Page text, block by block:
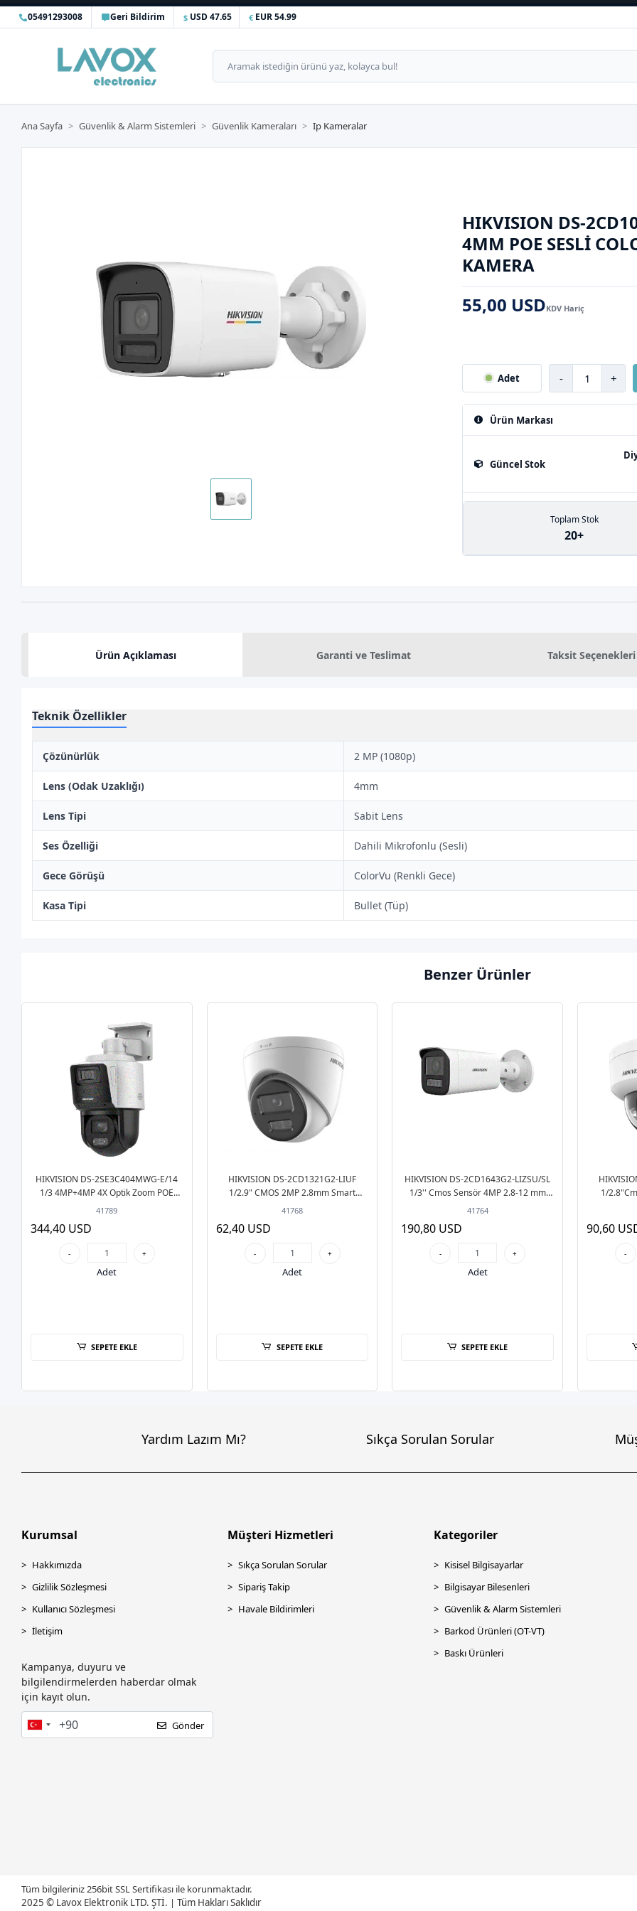
05491293008 Geri Bildirim USD 47.65 EUR 54.99
Ana Sayfa Güvenlik & Alarm Sistemleri Güvenlik Kameraları Ip Kameralar
HIKVISION DS-
4MM POE SESLI
KAMERA
55,00 USDKDV Hariç
Ürün Markası
Güncel Stok
Toplam Stok
20+
Adet - +
Ürün Açıklaması Garanti ve Teslimat Taksit Seçenekleri
Teknik Özellikler
Çözünürlük 2 MP (1080p)
Lens (Odak Uzaklığı) 4mm
Lens Tipi Sabit Lens
Ses Özelliği Dahili Mikrofonlu (Sesli)
Gece Görüşü ColorVu (Renkli Gece)
Kasa Tipi Bullet (Tüp)
Benzer Ürünler
HIKVISION DS-2SE3C404MWG-E/14
1/3 4MP+4MP 4X Optik Zoom POE
Sesli PTZ IP Güvenlik Kamera
41789
344,40 USD
- +
Adet
SEPETE EKLE
HIKVISION DS-2CD1321G2-LIUF
1/2.9" CMOS 2MP 2.8mm Smart
Hybrid Light POE Sesli Dome IP
41768
62,40 USD
- +
Adet
SEPETE EKLE
HIKVISION DS-2CD1643G2-LIZSU/SL
1/3'' Cmos Sensör 4MP 2.8-12 mm
Motorize Smart Hybrid Light POE Sesli
41764
190,80 USD
- +
Adet
SEPETE EKLE
1/
Hybrid
90,60
-
Yardım Lazım Mı? Sıkça Sorulan Sorular
Kurumsal
Hakkımızda
Gizlilik Sözleşmesi
Kullanıcı Sözleşmesi
İletişim
Kampanya, duyuru ve
bilgilendirmelerden haberdar olmak
için kayıt olun.
Gönder
Müşteri Hizmetleri
Sıkça Sorulan Sorular
Sipariş Takip
Havale Bildirimleri
Kategoriler
Kisisel Bilgisayarlar
Bilgisayar Bilesenleri
Güvenlik & Alarm Sistemleri
Barkod Ürünleri (OT-VT)
Baskı Ürünleri
Tüm bilgileriniz 256bit SSL Sertifikası ile korunmaktadır.
2025 © Lavox Elektronik LTD. ŞTİ. | Tüm Hakları Saklıdır